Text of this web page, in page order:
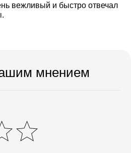
вежливый и быстро отвечал
мнением